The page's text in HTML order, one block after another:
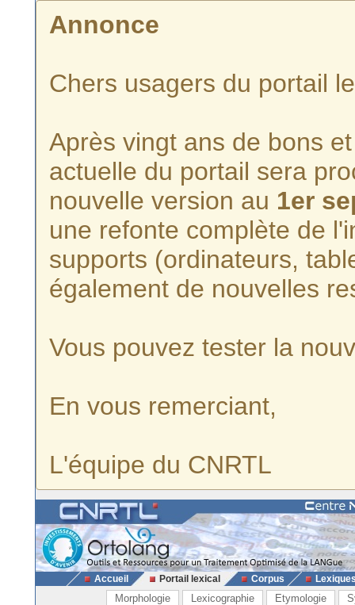
Annonce
Chers usagers du portail
Après vingt ans de bons
actuelle du portail sera
nouvelle version au 1er
une refonte complète de
supports (ordinateurs,
également de nouvelles
Vous pouvez tester la
En vous remerciant,
L'équipe du CNRTL
Accueil Portail lexical Corpus
Morphologie Lexicographie Etymologie